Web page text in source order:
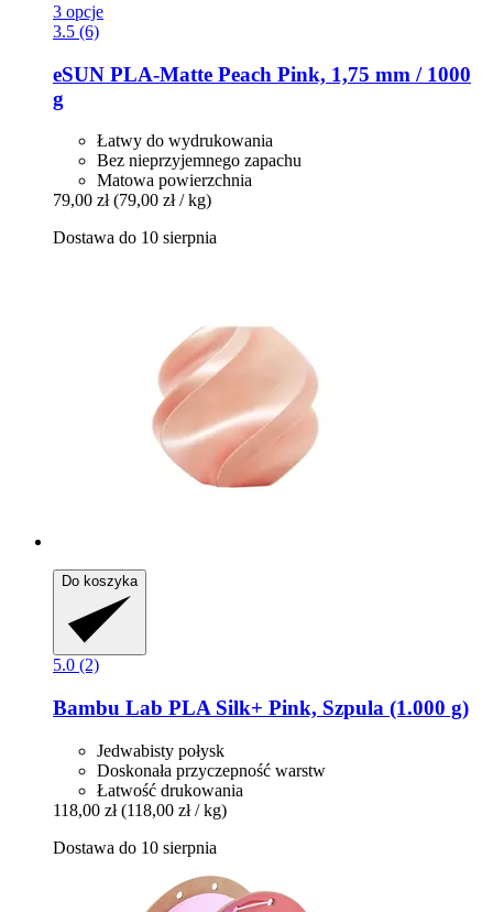
3 opcje
3.5 (6)
eSUN PLA-​Matte Peach Pink, 1,75 mm / 1000
g
Łatwy do wydrukowania
Bez nieprzyjemnego zapachu
Matowa powierzchnia
79,00 zł (79,00 zł / kg)
Dostawa do 10 sierpnia
Do koszyka
5.0 (2)
Bambu Lab PLA Silk+ Pink, Szpula (1.000 g)
Jedwabisty połysk
Doskonała przyczepność warstw
Łatwość drukowania
118,00 zł (118,00 zł / kg)
Dostawa do 10 sierpnia